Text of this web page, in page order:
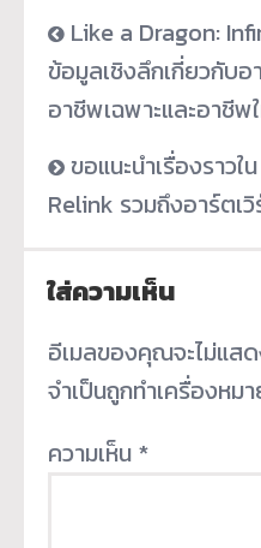
Like a Dragon:
ข้อมูลเชิงลึกเกี่ยวกับอ
อาชีพเฉพาะและอาชีพ
ขอแนะนำเรื่องราว
Relink รวมถึงอาร์ตเ
ใส่ความเห็น
อีเมลของคุณจะไม่แส
จำเป็นถูกทำเครื่องหม
ความเห็น *